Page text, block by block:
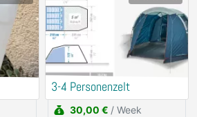
3-4 Personenzelt
30,00 € / Week